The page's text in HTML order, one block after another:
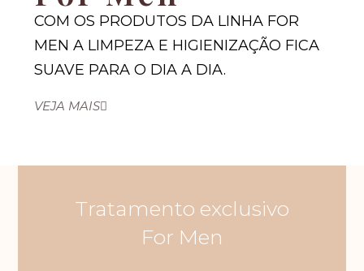
COM OS PRODUTOS DA LINHA FOR
MEN A LIMPEZA E HIGIENIZAÇÃO FICA
SUAVE PARA O DIA A DIA.
VEJA MAIS
Tratamento exclusivo
For Men